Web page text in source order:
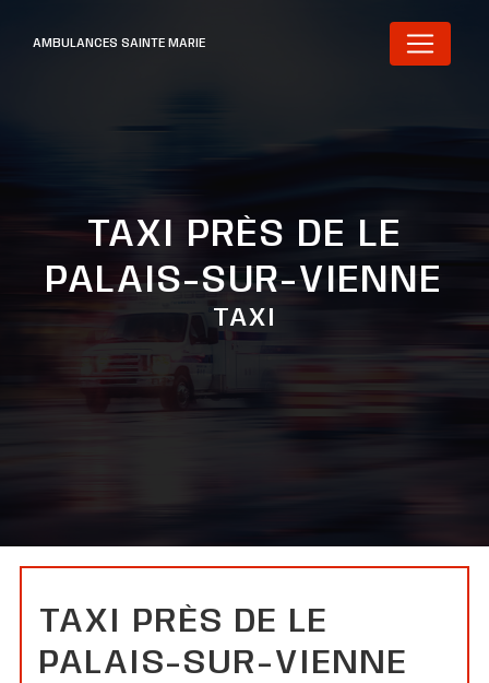
AMBULANCES SAINTE MARIE
TAXI PRÈS DE LE
PALAIS-SUR-VIENNE
TAXI
TAXI PRÈS DE LE
PALAIS-SUR-VIENNE